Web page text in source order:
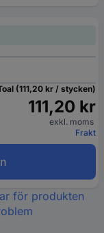
(111,20 kr / stycken)
111,20 kr
exkl. moms
Frakt
för produkten